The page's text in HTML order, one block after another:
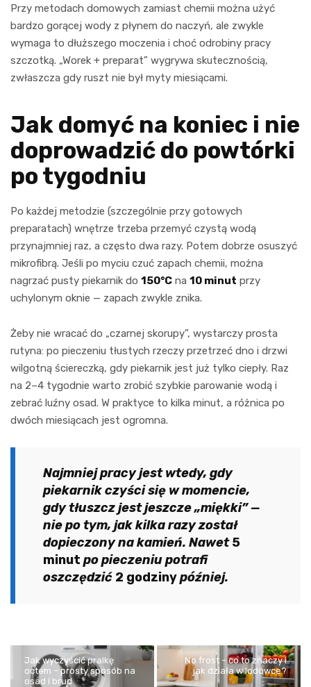
Przy metodach domowych zamiast chemii można użyć
bardzo gorącej wody z płynem do naczyń, ale zwykle
wymaga to dłuższego moczenia i choć odrobiny pracy
szczotką. „Worek + preparat” wygrywa skutecznością,
zwłaszcza gdy ruszt nie był myty miesiącami.
Jak domyć na koniec i nie
doprowadzić do powtórki
po tygodniu
Po każdej metodzie (szczególnie przy gotowych
preparatach) wnętrze trzeba przemyć czystą wodą
przynajmniej raz, a często dwa razy. Potem dobrze osuszyć
mikrofibrą. Jeśli po myciu czuć zapach chemii, można
nagrzać pusty piekarnik do 150°C na 10 minut przy
uchylonym oknie — zapach zwykle znika.
Żeby nie wracać do „czarnej skorupy”, wystarczy prosta
rutyna: po pieczeniu tłustych rzeczy przetrzeć dno i drzwi
wilgotną ściereczką, gdy piekarnik jest już tylko ciepły. Raz
na 2–4 tygodnie warto zrobić szybkie parowanie wodą i
zebrać luźny osad. W praktyce to kilka minut, a różnica po
dwóch miesiącach jest ogromna.
Najmniej pracy jest wtedy, gdy
piekarnik czyści się w momencie,
gdy tłuszcz jest jeszcze „miękki” —
nie po tym, jak kilka razy został
dopieczony na kamień. Nawet5
minut po pieczeniu potrafi
oszczędzić 2 godzinypóźniej.
Jak wyczyścić pralkę
octem – prosty sposób na
osad i brud
No frost – co to znaczy i
jak działa w lodówce?